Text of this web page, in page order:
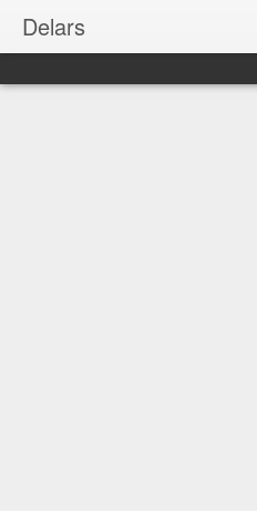
Delars